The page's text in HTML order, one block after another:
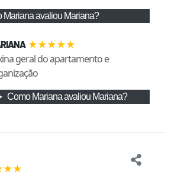
Marianaavaliou Mariana?
★★★★★
geral do apartamento e
Como Marianaavaliou Mariana?
★★